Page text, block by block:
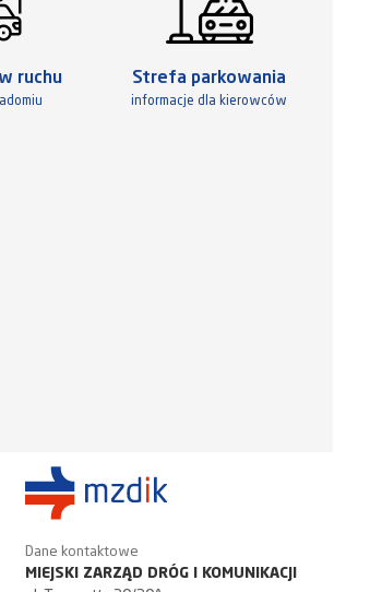
ruchu Strefa parkowania
informacje dla kierowców
Dane kontaktowe
MIEJSKI ZARZĄD DRÓG I KOMUNIKACJI